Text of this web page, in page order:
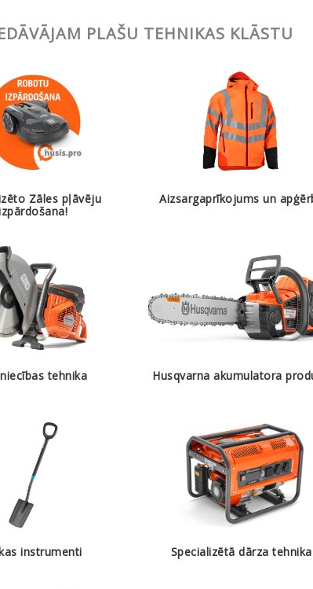
PLAŠU TEHNIKAS KLĀSTU
Zāles pļāvēju
Aizsargaprīkojums un
tehnika Husqvarna akumulatora
instrumenti Specializētā dārza tehnika